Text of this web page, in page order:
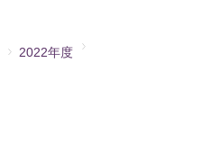
2022年度